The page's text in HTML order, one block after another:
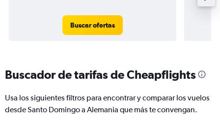
Buscar ofertas
Buscador de tarifas de Cheapflights
Usa los siguientes filtros para encontrar y comparar los vuelos
desde Santo Domingo a Alemania que más te convengan.